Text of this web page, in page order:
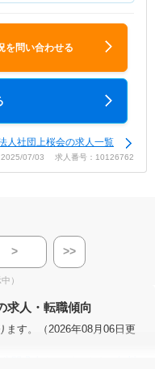
を問い合わせる
人社団上桜会の求人一覧
2025/07/03 求人番号：10126762
> >>
）
求人・転職傾向
ます。（2026年08月06日更